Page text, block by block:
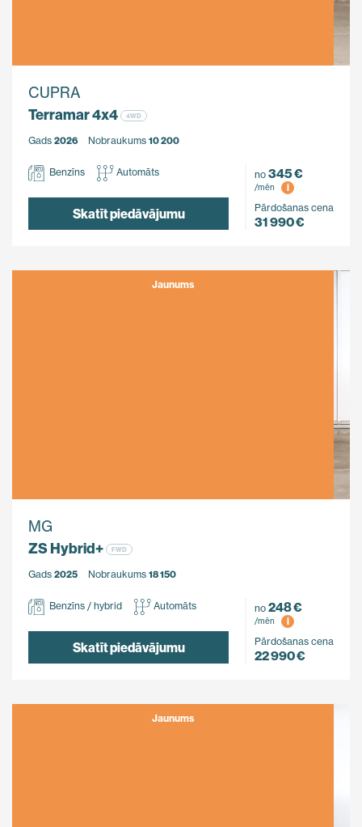
CUPRA
Terramar 4x4
4WD
Gads 2026 Nobraukums 10 200
Benzīns Automāts
Skatīt piedāvājumu
no 345 €
/mēn
i
Pārdošanas cena
31 990 €
Jaunums
MG
ZS Hybrid+
FWD
Gads 2025 Nobraukums 18 150
Benzīns / hybrid Automāts
Skatīt piedāvājumu
no 248 €
/mēn
i
Pārdošanas cena
22 990 €
Jaunums